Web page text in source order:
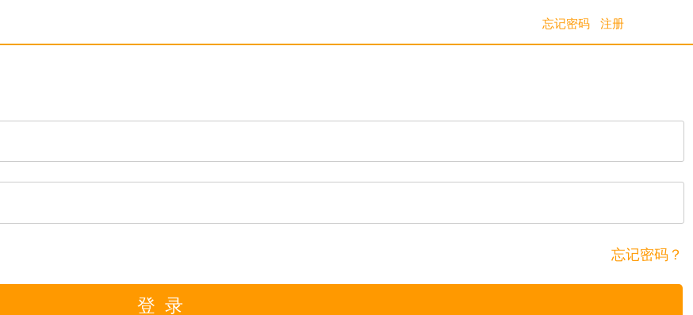
忘记密码 注册
忘记密码？